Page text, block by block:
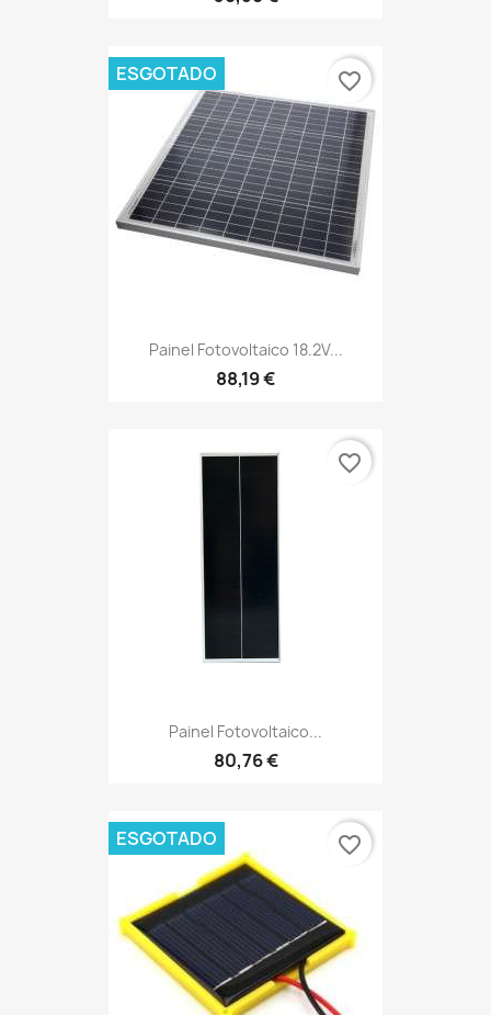
Painel Fotovoltaico 18.2V...
88,19 €
ESGOTADO favorite_border
Painel Fotovoltaico...
80,76 €
favorite_border
ESGOTADO favorite_border